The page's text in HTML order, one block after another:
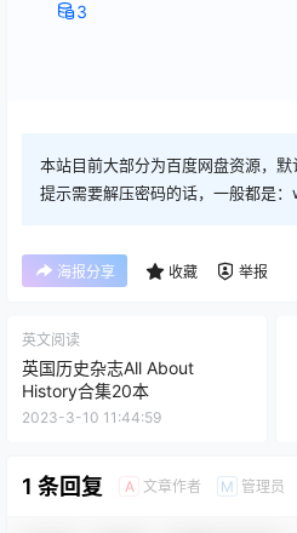
3
本站目前大部分为百度网盘资源，
提示需要解压密码的话，一般都是
海报分享 收藏 举报
英文阅读
英国历史杂志All About
History合集20本
2023-3-10 11:44:59
1 条回复 A 文章作者 M 管理员